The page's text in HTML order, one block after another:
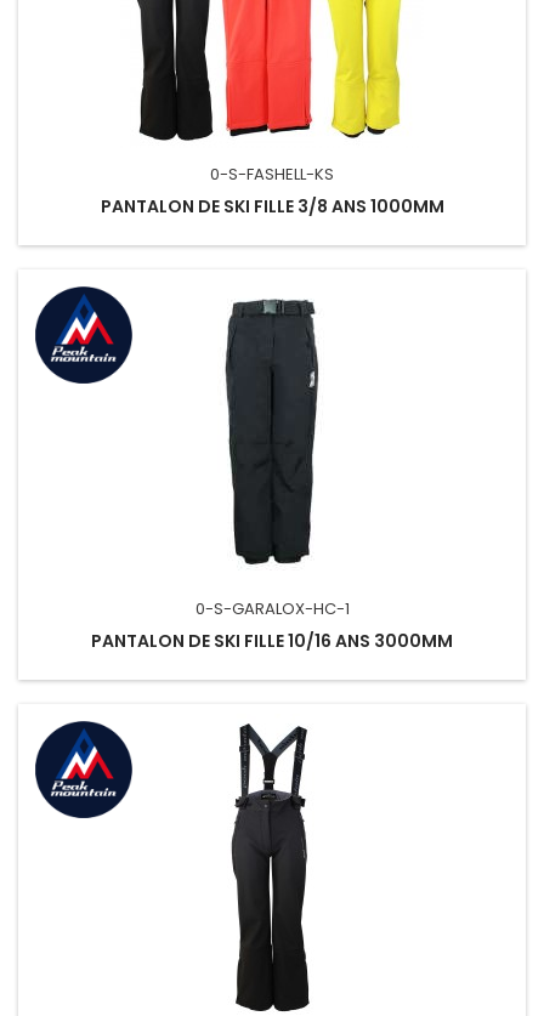
0-S-FASHELL-KS
PANTALON DE SKI FILLE 3/8 ANS 1000MM
0-S-GARALOX-HC-1
PANTALON DE SKI FILLE 10/16 ANS 3000MM